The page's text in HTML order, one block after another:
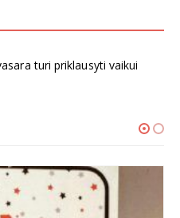
turi priklausyti vaikui